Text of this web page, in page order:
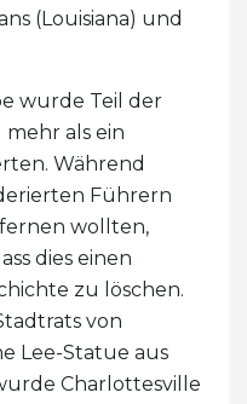
(Louisiana) und
wurde Teil der
als ein
Während
Führern
wollten,
dies einen
zu löschen.
von
Lee-Statue aus
Charlottesville